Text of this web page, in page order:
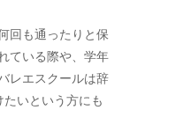
回も通ったりと保
ている際や、学年
レエスクールは辞
いという方にも